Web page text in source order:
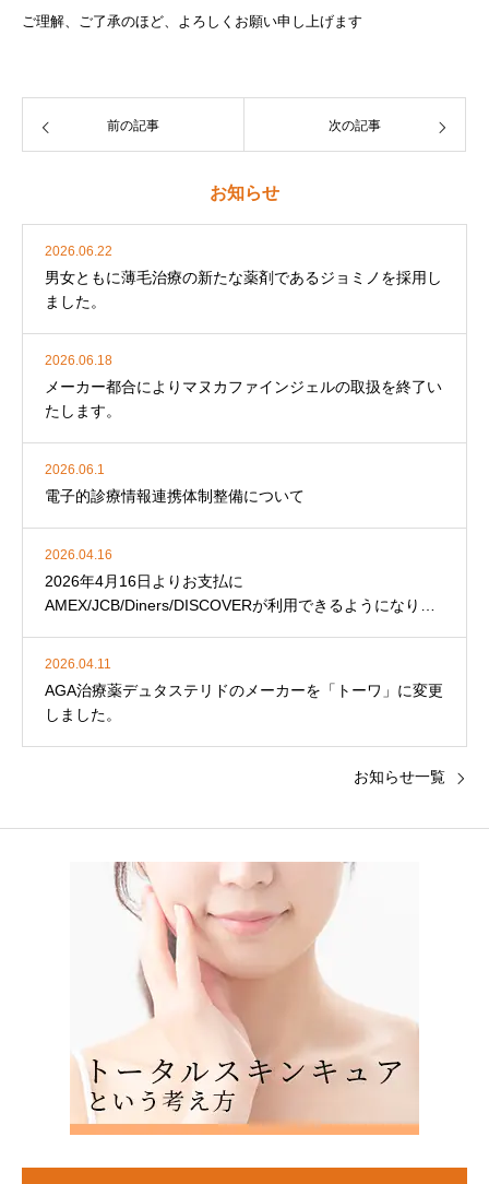
ご理解、ご了承のほど、よろしくお願い申し上げます
前の記事 次の記事
お知らせ
2026.06.22
男女ともに薄毛治療の新たな薬剤であるジョミノを採用し
ました。
2026.06.18
メーカー都合によりマヌカファインジェルの取扱を終了い
たします。
2026.06.1
電子的診療情報連携体制整備について
2026.04.16
2026年4月16日よりお支払に
AMEX/JCB/Diners/DISCOVERが利用できるようになりま
2026.04.11
AGA治療薬デュタステリドのメーカーを「トーワ」に変更
しました。
お知らせ一覧